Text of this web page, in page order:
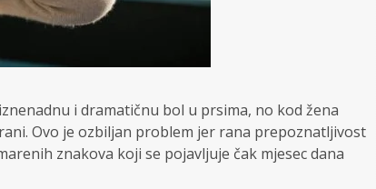
i dramatičnu bol u prsima, no kod žena
Ovo je ozbiljan problem jer rana prepoznatljivost
znakova koji se pojavljuje čak mjesec dana